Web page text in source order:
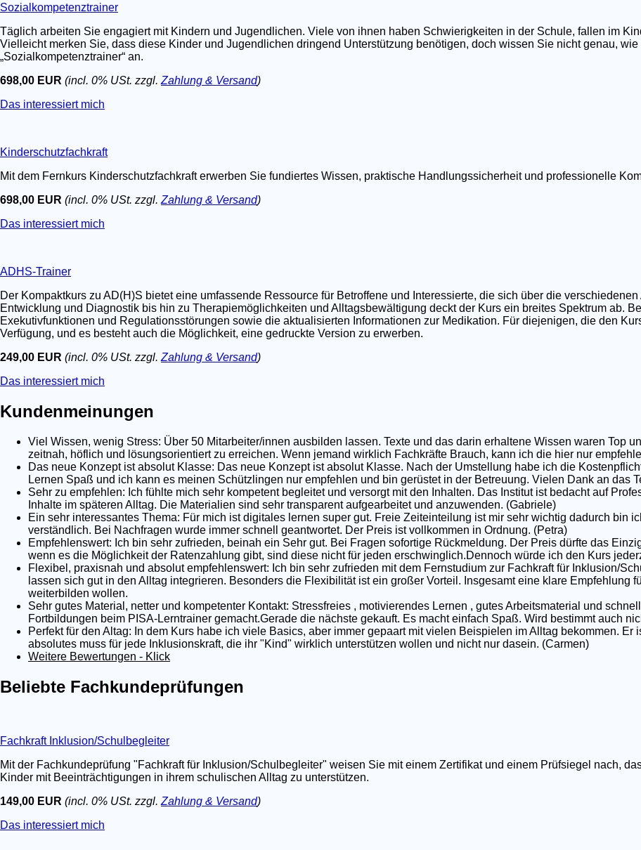
Sozialkompetenztrainer
Täglich arbeiten Sie engagiert mit Kindern und Jugendlichen. Viele von ihnen haben Schwierigkeiten in der Schule, fallen im
Vielleicht merken Sie, dass diese Kinder und Jugendlichen dringend Unterstützung benötigen, doch wissen Sie nicht genau,
„Sozialkompetenztrainer“ an.
698,00 EUR (incl. 0% USt. zzgl. Zahlung & Versand)
Das interessiert mich
Kinderschutzfachkraft
Mit dem Fernkurs Kinderschutzfachkraft erwerben Sie fundiertes Wissen, praktische Handlungssicherheit und professionelle
698,00 EUR (incl. 0% USt. zzgl. Zahlung & Versand)
Das interessiert mich
ADHS-Trainer
Der Kompaktkurs zu AD(H)S bietet eine umfassende Ressource für Betroffene und Interessierte, die sich über die
Entwicklung und Diagnostik bis hin zu Therapiemöglichkeiten und Alltagsbewältigung deckt der Kurs ein breites Spektrum ab.
Exekutivfunktionen und Regulationsstörungen sowie die aktualisierten Informationen zur Medikation. Für diejenigen, die den
Verfügung, und es besteht auch die Möglichkeit, eine gedruckte Version zu erwerben.
249,00 EUR (incl. 0% USt. zzgl. Zahlung & Versand)
Das interessiert mich
Kundenmeinungen
Viel Wissen, wenig Stress: Über 50 Mitarbeiter/innen ausbilden lassen. Texte und das darin erhaltene Wissen waren Top
zeitnah, höflich und lösungsorientiert zu erreichen. Wenn jemand wirklich Fachkräfte Brauch, kann ich die hier nur
Das neue Konzept ist absolut Klasse: Das neue Konzept ist absolut Klasse. Nach der Umstellung habe ich die
Lernen Spaß und ich kann es meinen Schützlingen nur empfehlen und bin gerüstet in der Betreuung. Vielen Dank an das
Sehr zu empfehlen: Ich fühlte mich sehr kompetent begleitet und versorgt mit den Inhalten. Das Institut ist bedacht auf
Inhalte im späteren Alltag. Die Materialien sind sehr transparent aufgearbeitet und anzuwenden. (Gabriele)
Ein sehr interessantes Thema: Für mich ist digitales lernen super gut. Freie Zeiteinteilung ist mir sehr wichtig dadurch bin
verständlich. Bei Nachfragen wurde immer schnell geantwortet. Der Preis ist vollkommen in Ordnung. (Petra)
Empfehlenswert: Ich bin sehr zufrieden, beinah ein Sehr gut. Bei Fragen sofortige Rückmeldung. Der Preis dürfte das
wenn es die Möglichkeit der Ratenzahlung gibt, sind diese nicht für jeden erschwinglich.Dennoch würde ich den Kurs
Flexibel, praxisnah und absolut empfehlenswert: Ich bin sehr zufrieden mit dem Fernstudium zur Fachkraft für Inklusion/
lassen sich gut in den Alltag integrieren. Besonders die Flexibilität ist ein großer Vorteil. Insgesamt eine klare Empfehlung
weiterbilden wollen.
Sehr gutes Material, netter und kompetenter Kontakt: Stressfreies , motivierendes Lernen , gutes Arbeitsmaterial und
Fortbildungen beim PISA-Lerntrainer gemacht.Gerade die nächste gekauft. Es macht einfach Spaß. Wird bestimmt auch
Perfekt für den Altag: In dem Kurs habe ich viele Basics, aber immer gepaart mit vielen Beispielen im Alltag bekommen.
absolutes muss für jede Inklusionskraft, die ihr "Kind" wirklich unterstützen wollen und nicht nur dasein. (Carmen)
Weitere Bewertungen - Klick
Beliebte Fachkundeprüfungen
Fachkraft Inklusion/Schulbegleiter
Mit der Fachkundeprüfung "Fachkraft für Inklusion/Schulbegleiter" weisen Sie mit einem Zertifikat und einem Prüfsiegel nach,
Kinder mit Beeinträchtigungen in ihrem schulischen Alltag zu unterstützen.
149,00 EUR (incl. 0% USt. zzgl. Zahlung & Versand)
Das interessiert mich